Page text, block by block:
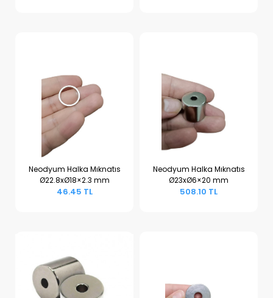
Sepete Ekle
Neodyum Halka Mıknatıs
Ø22.8xØ18×2.3 mm
46.45 TL
Sepete Ekle
Neodyum Halka Mıknatıs
Ø23xØ6×20 mm
508.10 TL